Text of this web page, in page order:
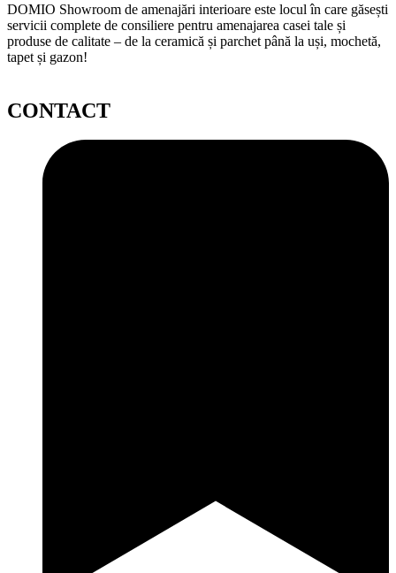
DOMIO Showroom de amenajări interioare este locul în care găsești
servicii complete de consiliere pentru amenajarea casei tale și
produse de calitate – de la ceramică și parchet până la uși, mochetă,
tapet și gazon!
CONTACT